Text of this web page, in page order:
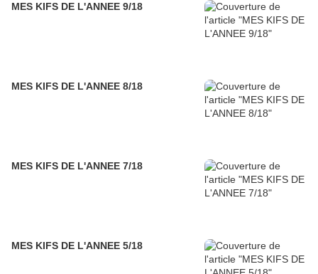
MES KIFS DE L'ANNEE 9/18
MES KIFS DE L'ANNEE 8/18
MES KIFS DE L'ANNEE 7/18
MES KIFS DE L'ANNEE 5/18